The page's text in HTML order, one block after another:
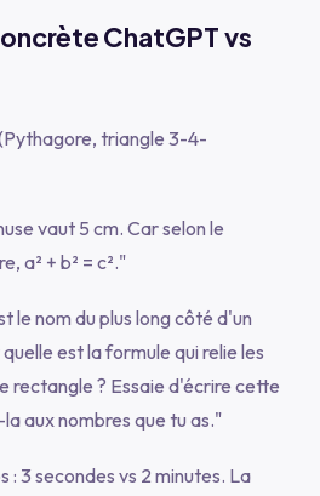
ChatGPT vs
triangle 3-4-
vaut 5 cm. Car selon le
a² + b² = c²."
le nom du plus long côté d'un
est la formule qui relie les
rectangle ? Essaie d'écrire cette
aux nombres que tu as."
: 3 secondes vs 2 minutes. La